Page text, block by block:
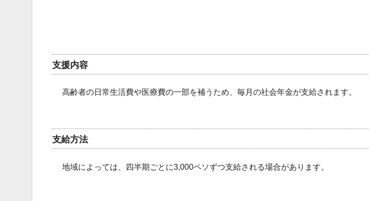
支援内容
高齢者の日常生活費や医療費の一部を補うため、毎月の社会年金が支給されます。
支給方法
地域によっては、四半期ごとに3,000ペソずつ支給される場合があります。